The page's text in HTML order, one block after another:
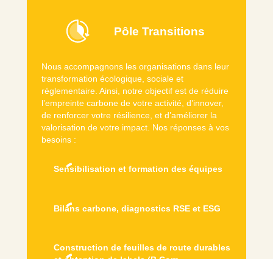
Pôle Transitions
Nous accompagnons les organisations dans leur
transformation écologique, sociale et
réglementaire. Ainsi, notre objectif est de réduire
l’empreinte carbone de votre activité, d’innover,
de renforcer votre résilience, et d’améliorer la
valorisation de votre impact. Nos réponses à vos
besoins :
Sensibilisation et formation des équipes
Bilans carbone, diagnostics RSE et ESG
Construction de feuilles de route durables